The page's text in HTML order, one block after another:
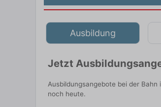
Ausbildung
Jetzt
Ausbildungsangebote bei der
noch heute.